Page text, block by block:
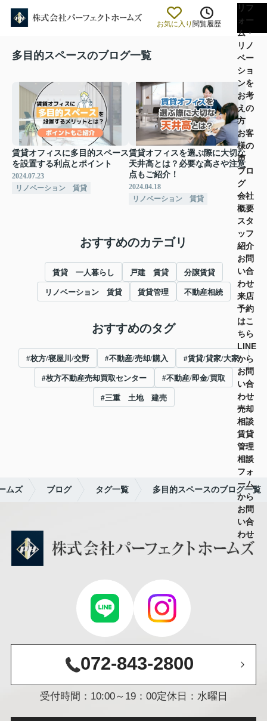
お気に入り 閲覧履歴
リフ
ォー
ム・
リノ
ベー
ショ
ンを
お考
えの
方
お客
様の
声
ブロ
グ
会社
概要
スタ
ッフ
紹介
お問
い合
わせ
来店
予約
はこ
ちら
LINE
から
お問
い合
わせ
売却
相談
賃貸
管理
相談
フォ
ーム
から
お問
い合
わせ
多目的スペースのブログ一覧
賃貸オフィスに多目的スペース
を設置する利点とポイント
2024.07.23
リノベーション 賃貸
賃貸オフィスを選ぶ際に大切な
天井高とは？必要な高さや注意
点もご紹介！
2024.04.18
リノベーション 賃貸
おすすめのカテゴリ
賃貸 一人暮らし 戸建 賃貸 分譲賃貸
リノベーション 賃貸 賃貸管理 不動産相続
おすすめのタグ
#枚方/寝屋川/交野 #不動産/売却/購入 #賃貸/貸家/大家/
#枚方不動産売却買取センター #不動産/即金/買取
#三重 土地 建売
ムズ ブログ タグ一覧 多目的スペースのブログ一覧
072-843-2800
受付時間：10:00～19：00定休日：水曜日